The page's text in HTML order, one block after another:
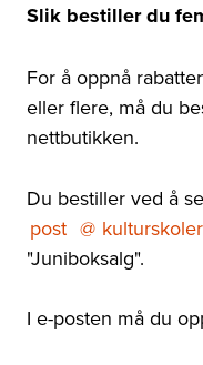
Slik bestiller du
For å oppnå
eller flere, må du
nettbutikken.
Du bestiller ved å
post @
"Juniboksalg".
I e-posten må du